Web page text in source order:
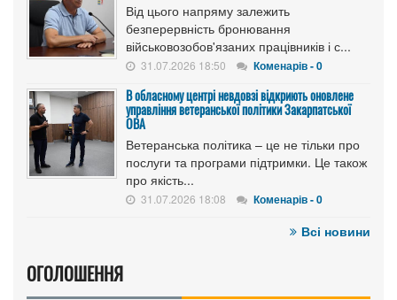
Від цього напряму залежить
безперервність бронювання
військовозобов'язаних працівників і с...
31.07.2026 18:50 Коменарів - 0
В обласному центрі невдовзі відкриють оновлене
управління ветеранської політики Закарпатської
ОВА
Ветеранська політика – це не тільки про
послуги та програми підтримки. Це також
про якість...
31.07.2026 18:08 Коменарів - 0
Всі новини
ОГОЛОШЕННЯ